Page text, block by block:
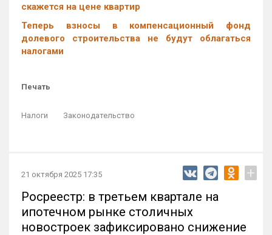
скажется на цене квартир
Теперь взносы в компенсационный фонд
долевого строительства не будут облагаться
налогами
Печать
Налоги Законодательство
21 октября 2025 17:35 +
Росреестр: в третьем квартале на
ипотечном рынке столичных
новостроек зафиксировано снижение